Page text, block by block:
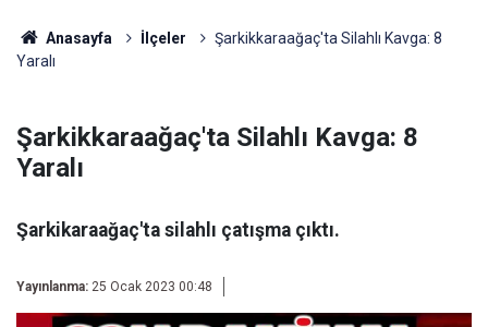
Anasayfa İlçeler
Şarkikkaraağaç'ta Silahlı Kavga: 8
Yaralı
Şarkikkaraağaç'ta Silahlı Kavga: 8
Yaralı
Şarkikaraağaç'ta silahlı çatışma çıktı.
Yayınlanma: 25 Ocak 2023 00:48